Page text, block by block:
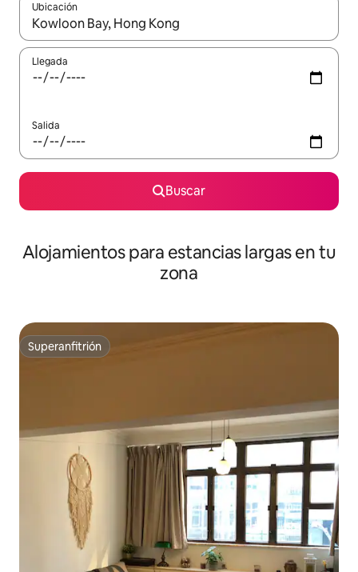
Ubicación
Cuando los resultados estén disponibles, podrás navegar
Llegada
Salida
Buscar
Alojamientos para estancias largas en tu
zona
Superanfitrión
Superanfitrión